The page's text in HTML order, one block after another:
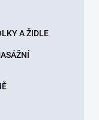
A ŽIDLE